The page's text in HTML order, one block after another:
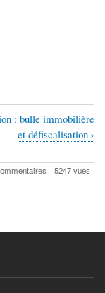
: bulle immobilière
et défiscalisation ›
5247 vues